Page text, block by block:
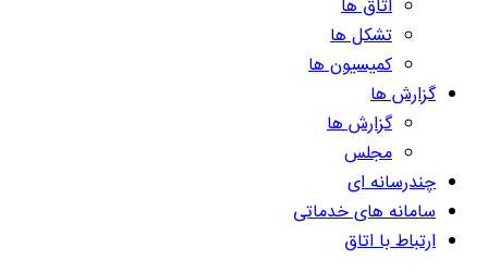
اتاق ها
تشکل ها
کمیسیون ها
گزارش ها
گزارش ها
مجلس
چندرسانه ای
سامانه های خدماتی
ارتباط با اتاق